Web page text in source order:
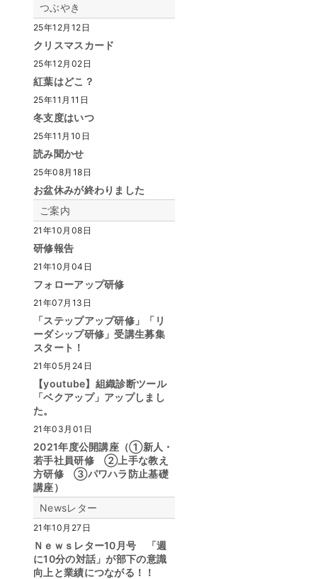
つぶやき
25年12月12日
クリスマスカード
25年12月02日
紅葉はどこ？
25年11月11日
冬支度はいつ
25年11月10日
読み聞かせ
25年08月18日
お盆休みが終わりました
ご案内
21年10月08日
研修報告
21年10月04日
フォローアップ研修
21年07月13日
「ステップアップ研修」「リ
ーダシップ研修」受講生募集
スタート！
21年05月24日
【youtube】組織診断ツール
「ベクアップ」アップしまし
た。
21年03月01日
2021年度公開講座（①新人・
若手社員研修 ②上手な教え
方研修 ③パワハラ防止基礎
講座）
Newsレター
21年10月27日
Ｎｅｗｓレター10月号 「週
に10分の対話」が部下の意識
向上と業績につながる！！